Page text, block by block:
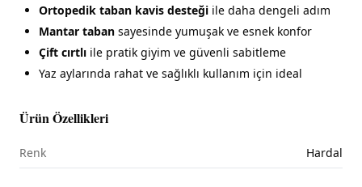
Ortopedik taban kavis desteği ile daha dengeli adım
Mantar taban sayesinde yumuşak ve esnek konfor
Çift cırtlı ile pratik giyim ve güvenli sabitleme
Yaz aylarında rahat ve sağlıklı kullanım için ideal
Ürün Özellikleri
Renk Hardal